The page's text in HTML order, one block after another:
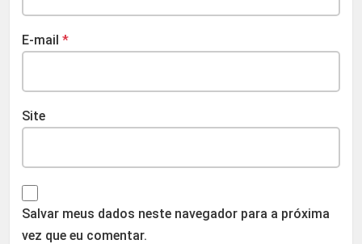
E-mail *
Site
Salvar meus dados neste navegador para a próxima
vez que eu comentar.